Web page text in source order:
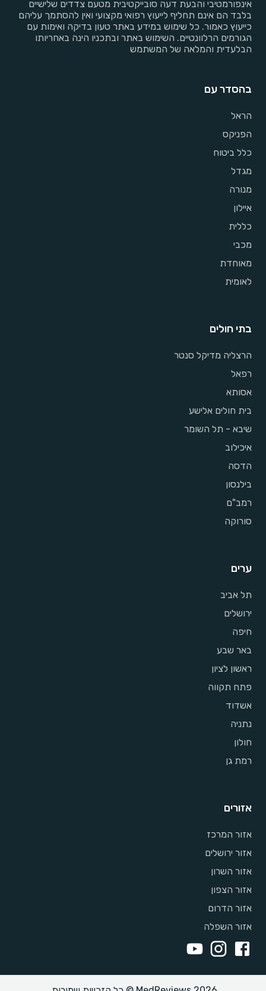
אינפורמטיבי והבעת דעה סובייקטיבית מטעם צדדים שלישיים
בלבד הם אינם תחליף לייעוץ רפואי מקצועי ואין להסתמך עליהם
כייעוץ כאמור. כל שימוש במידע באתר טעון בדיקה ואימות עם
הגורמים הרלוונטיים. השימוש באתר ובתכניו הינה באחריותו
הבלעדית והמלאה של המשתמש
בהסדר עם
הראל
הפניקס
כלל ביטוח
מגדל
מנורה
איילון
כללית
מכבי
מאוחדת
לאומית
בתי חולים
הרצליה מדיקל סנטר
רפאל
אסותא
בית חולים אלישע
שיבא - תל השומר
איכילוב
הדסה
בילנסון
רמב"ם
סורוקה
ערים
תל אביב
ירושלים
חיפה
באר שבע
ראשון לציון
פתח תקווה
אשדוד
נתניה
חולון
רמת גן
אזורים
אזור המרכז
אזור ירושלים
אזור השרון
אזור הצפון
אזור הדרום
אזור השפלה